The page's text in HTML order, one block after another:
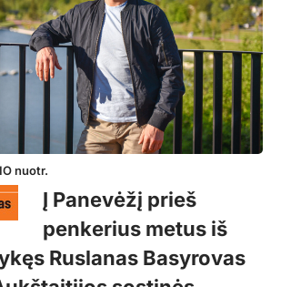
nuotr.
Į Panevėžį prieš
penkerius metus iš
Ruslanas Basyrovas